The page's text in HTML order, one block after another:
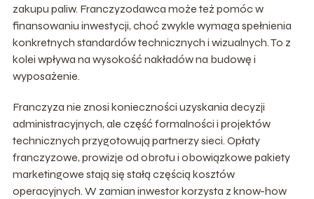
zakupu paliw. Franczyzodawca może też pomóc w
finansowaniu inwestycji, choć zwykle wymaga spełnienia
konkretnych standardów technicznych i wizualnych. To z
kolei wpływa na wysokość nakładów na budowę i
wyposażenie.
Franczyza nie znosi konieczności uzyskania decyzji
administracyjnych, ale część formalności i projektów
technicznych przygotowują partnerzy sieci. Opłaty
franczyzowe, prowizje od obrotu i obowiązkowe pakiety
marketingowe stają się stałą częścią kosztów
operacyjnych. W zamian inwestor korzysta z know-how